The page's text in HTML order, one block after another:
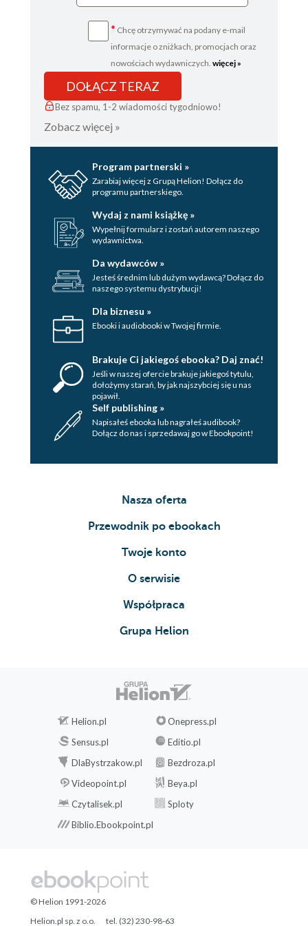
* Chcę otrzymywać na podany e-mail
informacje o zniżkach, promocjach oraz
nowościach wydawniczych. więcej »
DOŁĄCZ TERAZ
Bez spamu, 1-2 wiadomości tygodniowo!
Zobacz więcej »
Program partnerski »
Zarabiaj więcej z Grupą Helion! Dołącz do
programu partnerskiego.
Wydaj z nami książkę »
Wypełnij formularz i zostań autorem naszego
wydawnictwa.
Da wydawców »
Jesteś średnim lub dużym wydawcą? Dołącz do
naszego systemu dystrybucji!
Dla biznesu »
Ebooki i audiobooki w Twojej firmie.
Brakuje Ci jakiegoś ebooka? Daj znać!
Jeśli w naszej ofercie brakuje jakiegoś tytulu,
dołożymy starań, by jak najszybciej się u nas
pojawił.
Self publishing »
Napisałeś ebooka lub nagrałeś audibook?
Dołącz do nas i sprzedawaj go w Ebookpoint!
Nasza oferta
Przewodnik po ebookach
Twoje konto
O serwisie
Współpraca
Grupa Helion
Helion.pl
Onepress.pl
Sensus.pl
Editio.pl
DlaBystrzakow.pl
Bezdroza.pl
Videopoint.pl
Beya.pl
Czytalisek.pl
Sploty
Biblio.Ebookpoint.pl
© Helion 1991-2026
Helion.pl sp. z o.o.
tel. (32) 230-98-63